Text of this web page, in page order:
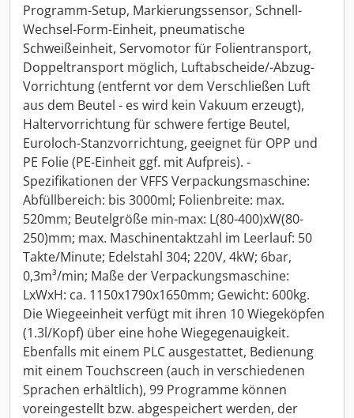
Programm-Setup, Markierungssensor, Schnell-
Wechsel-Form-Einheit, pneumatische
Schweißeinheit, Servomotor für Folientransport,
Doppeltransport möglich, Luftabscheide/-Abzug-
Vorrichtung (entfernt vor dem Verschließen Luft
aus dem Beutel - es wird kein Vakuum erzeugt),
Haltervorrichtung für schwere fertige Beutel,
Euroloch-Stanzvorrichtung, geeignet für OPP und
PE Folie (PE-Einheit ggf. mit Aufpreis). -
Spezifikationen der VFFS Verpackungsmaschine:
Abfüllbereich: bis 3000ml; Folienbreite: max.
520mm; Beutelgröße min-max: L(80-400)xW(80-
250)mm; max. Maschinentaktzahl im Leerlauf: 50
Takte/Minute; Edelstahl 304; 220V, 4kW; 6bar,
0,3m³/min; Maße der Verpackungsmaschine:
LxWxH: ca. 1150x1790x1650mm; Gewicht: 600kg.
Die Wiegeeinheit verfügt mit ihren 10 Wiegeköpfen
(1.3l/Kopf) über eine hohe Wiegegenauigkeit.
Ebenfalls mit einem PLC ausgestattet, Bedienung
mit einem Touchscreen (auch in verschiedenen
Sprachen erhältlich), 99 Programme können
voreingestellt bzw. abgespeichert werden, der